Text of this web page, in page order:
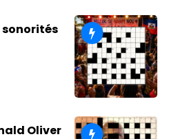
sonorités
Oliver